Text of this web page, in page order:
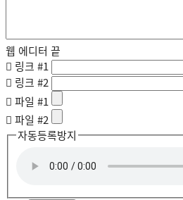
웹 에디터 끝
링크 #1
링크 #2
파일 #1
파일 #2
자동등록방지